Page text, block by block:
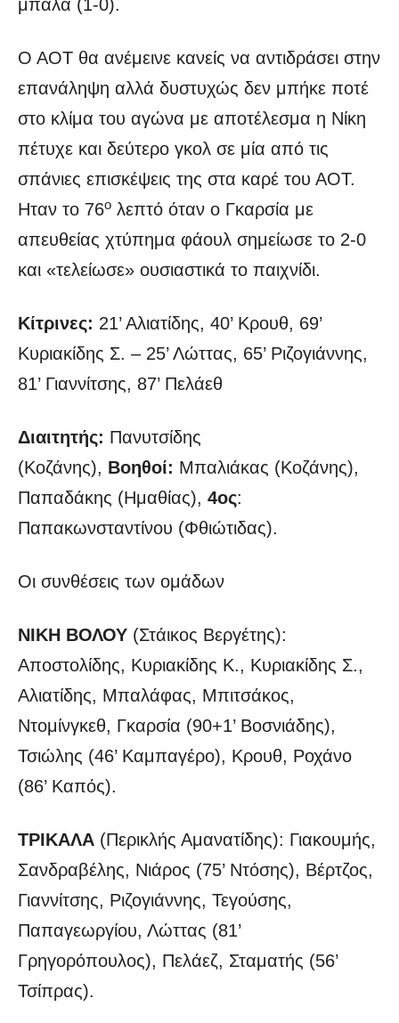
μπαλα (1-0).
Ο ΑΟΤ θα ανέμεινε κανείς να αντιδράσει στην
επανάληψη αλλά δυστυχώς δεν μπήκε ποτέ
στο κλίμα του αγώνα με αποτέλεσμα η Νίκη
πέτυχε και δεύτερο γκολ σε μία από τις
σπάνιες επισκέψεις της στα καρέ του ΑΟΤ.
Ηταν το 76ο λεπτό όταν ο Γκαρσία με
απευθείας χτύπημα φάουλ σημείωσε το 2-0
και «τελείωσε» ουσιαστικά το παιχνίδι.
Κίτρινες: 21’ Αλιατίδης, 40’ Κρουθ, 69’
Κυριακίδης Σ. – 25’ Λώττας, 65’ Ριζογιάννης,
81’ Γιαννίτσης, 87’ Πελάεθ
Διαιτητής: Πανυτσίδης
(Κοζάνης), Βοηθοί: Μπαλιάκας (Κοζάνης),
Παπαδάκης (Ημαθίας), 4ος:
Παπακωνσταντίνου (Φθιώτιδας).
Οι συνθέσεις των ομάδων
ΝΙΚΗ ΒΟΛΟΥ (Στάικος Βεργέτης):
Αποστολίδης, Κυριακίδης Κ., Κυριακίδης Σ.,
Αλιατίδης, Μπαλάφας, Μπιτσάκος,
Ντομίνγκεθ, Γκαρσία (90+1’ Βοσνιάδης),
Τσιώλης (46’ Καμπαγέρο), Κρουθ, Ροχάνο
(86’ Καπός).
ΤΡΙΚΑΛΑ (Περικλής Αμανατίδης): Γιακουμής,
Σανδραβέλης, Νιάρος (75’ Ντόσης), Βέρτζος,
Γιαννίτσης, Ριζογιάννης, Τεγούσης,
Παπαγεωργίου, Λώττας (81’
Γρηγορόπουλος), Πελάεζ, Σταματής (56’
Τσίπρας).